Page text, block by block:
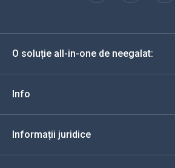
Español
Deutsch
O soluție all-in-one de neegalat:
Info
Informații juridice